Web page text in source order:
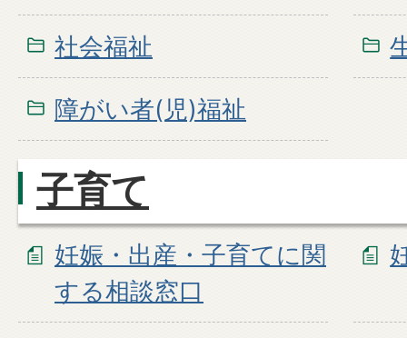
社会福祉
障がい者(児)福祉
子育て
妊娠・出産・子育てに関
する相談窓口